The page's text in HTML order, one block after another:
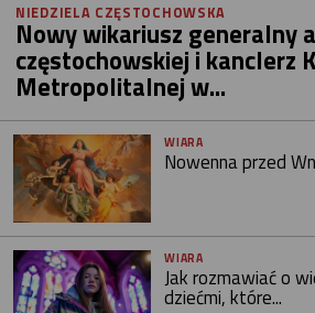
NIEDZIELA CZĘSTOCHOWSKA
Nowy wikariusz generalny
częstochowskiej i kanclerz
Metropolitalnej w...
WIARA
Nowenna przed
WIARA
Jak rozmawiać o
dziećmi, które...